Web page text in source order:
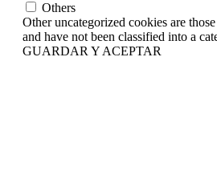
Others
Other uncategorized cookies are
and have not been classified into a
GUARDAR Y ACEPTAR